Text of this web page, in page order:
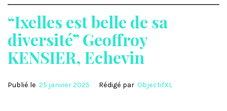
“Ixelles est belle de sa
diversité” Geoffroy
KENSIER, Echevin
Publié le 25 janvier 2025 Rédigé par ObjectifXL